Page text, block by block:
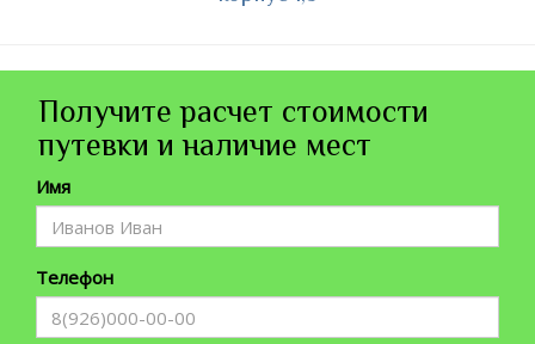
Получите расчет стоимости
путевки и наличие мест
Имя
Телефон